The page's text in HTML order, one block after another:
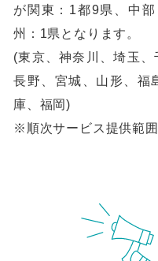
が関東：1都9県、中
州：1県となります。
(東京、神奈川、埼玉、
長野、宮城、山形、福
庫、福岡)
※順次サービス提供範